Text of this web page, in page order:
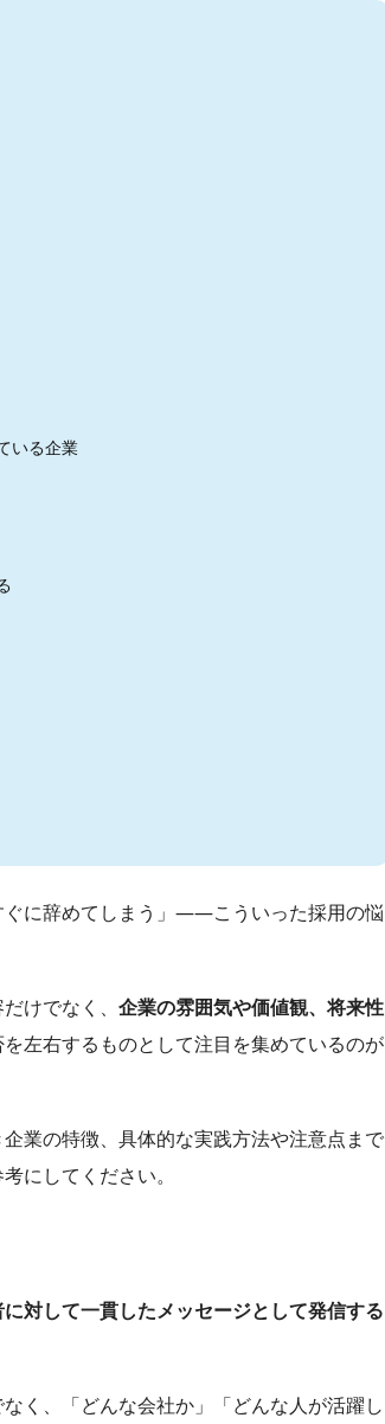
いる企業
ぐに辞めてしまう」――こういった採用の悩
けでなく、 企業の雰囲気や価値観、将来性
左右するものとして注目を集めているのが
業の特徴、具体的な実践方法や注意点まで
にしてください。
対して一貫したメッセージとして発信する
く、「どんな会社か」「どんな人が活躍し